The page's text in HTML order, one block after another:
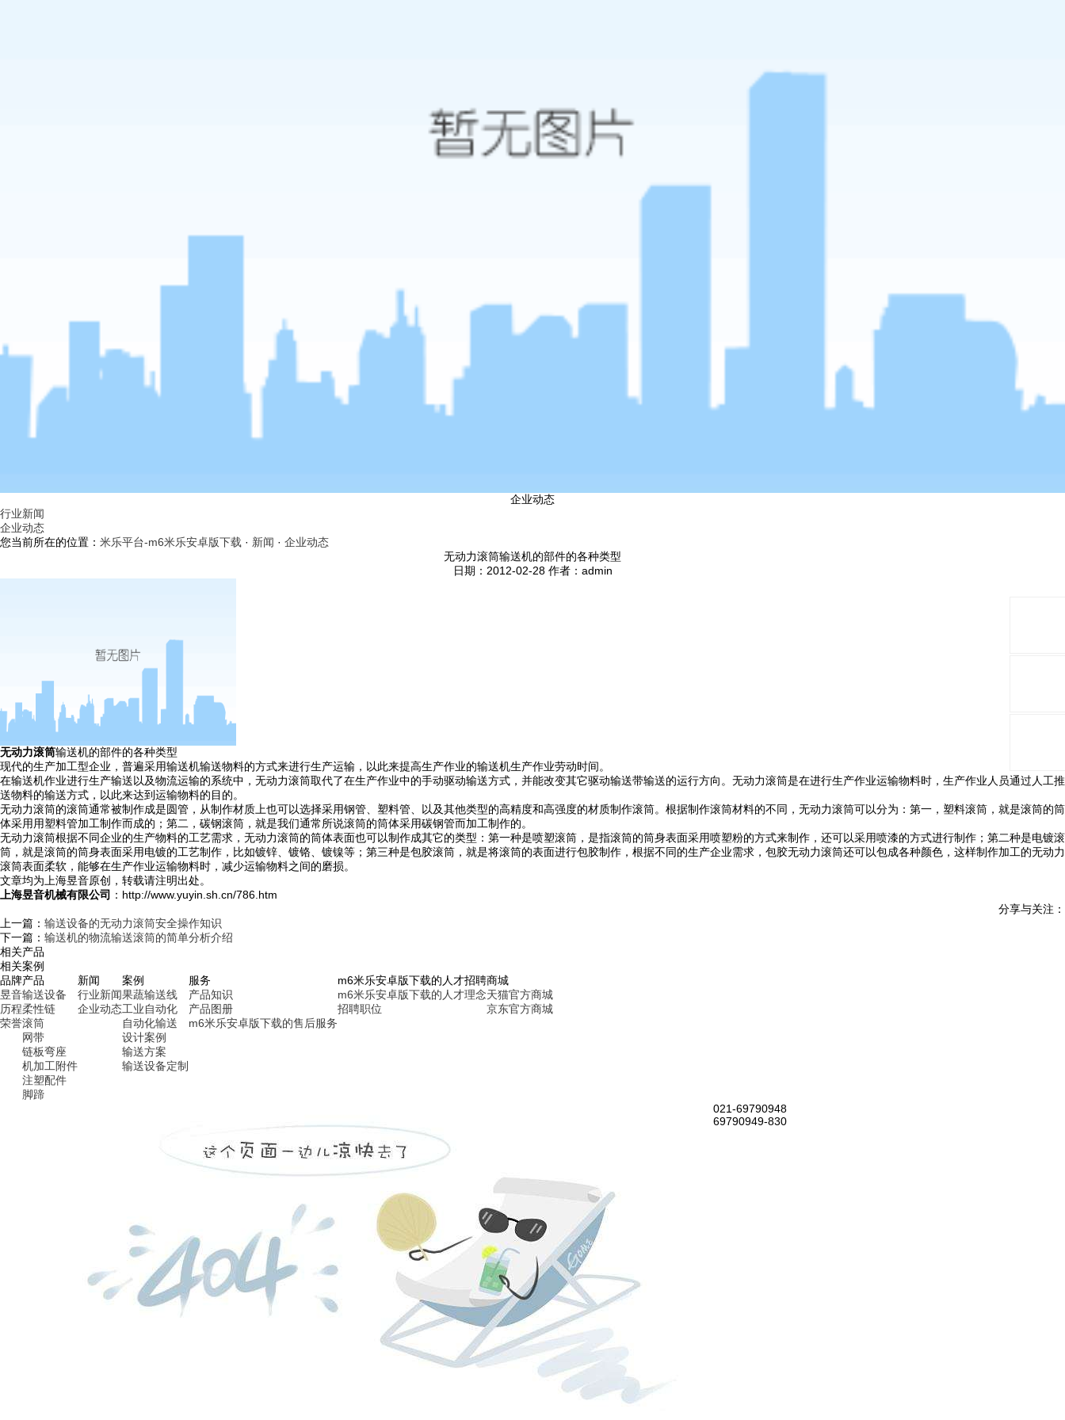
企业动态
行业新闻
企业动态
您当前所在的位置： 米乐平台-m6米乐安卓版下载 · 新闻 · 企业动态
无动力滚筒输送机的部件的各种类型
日期：2012-02-28 作者：admin
无动力滚筒输送机的部件的各种类型
现代的生产加工型企业，普遍采用输送机输送物料的方式来进行生产运输，以此来提高生产作业的输送机生产作业劳动时间。
在输送机作业进行生产输送以及物流运输的系统中，无动力滚筒取代了在生产作业中的手动驱动输送方式，并能改变其它驱动输送带输送的运行方向。无动力滚筒是在进行生产作业运输物料时，生产作业人员通过人工推
送物料的输送方式，以此来达到运输物料的目的。
无动力滚筒的滚筒通常被制作成是圆管，从制作材质上也可以选择采用钢管、塑料管、以及其他类型的高精度和高强度的材质制作滚筒。根据制作滚筒材料的不同，无动力滚筒可以分为：第一，塑料滚筒，就是滚筒的筒
体采用用塑料管加工制作而成的；第二，碳钢滚筒，就是我们通常所说滚筒的筒体采用碳钢管而加工制作的。
无动力滚筒根据不同企业的生产物料的工艺需求，无动力滚筒的筒体表面也可以制作成其它的类型：第一种是喷塑滚筒，是指滚筒的筒身表面采用喷塑粉的方式来制作，还可以采用喷漆的方式进行制作；第二种是电镀滚
筒，就是滚筒的筒身表面采用电镀的工艺制作，比如镀锌、镀铬、镀镍等；第三种是包胶滚筒，就是将滚筒的表面进行包胶制作，根据不同的生产企业需求，包胶无动力滚筒还可以包成各种颜色，这样制作加工的无动力
滚筒表面柔软，能够在生产作业运输物料时，减少运输物料之间的磨损。
文章均为上海昱音原创，转载请注明出处。
上海昱音机械有限公司 ：http://www.yuyin.sh.cn/786.htm
分享与关注：
上一篇： 输送设备的无动力滚筒安全操作知识
下一篇： 输送机的物流输送滚筒的简单分析介绍
相关产品
相关案例
品牌
昱音
历程
荣誉
产品
输送设备
柔性链
滚筒
网带
链板弯座
机加工附件
注塑配件
脚蹄
新闻
行业新闻
企业动态
案例
果蔬输送线
工业自动化
自动化输送
设计案例
输送方案
输送设备定制
服务
产品知识
产品图册
m6米乐安卓版下载的售后服务
m6米乐安卓版下载的人才招聘
m6米乐安卓版下载的人才理念
招聘职位
商城
天猫官方商城
京东官方商城
021-69790948
69790949-830